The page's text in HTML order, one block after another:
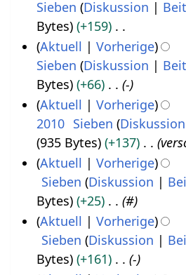
a
s
s
u
n
g
n
s
z
u
s
a
m
m
n
f
a
s
i
t
u
n
s
z
u
s
a
m
m
n
1b
2
0
B
e
a
r
b
e
i
t
u
n
s
u
z
b
2
0
e
0
Sieben Diskussion
Bytes
+159
K
e
i
n
e
B
e
a
r
b
e
i
t
e
Aktuell Vorherige
Sieben Diskussion
Bytes
+66 -
g
Aktuell Vorherige
2010 Sieben Diskussion
935 Bytes
+137
A
Aktuell Vorherige
Sieben Diskussion
Bytes
+25 #
Aktuell Vorherige
Sieben Diskussion
Bytes
+161 -